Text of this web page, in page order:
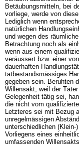
Betäubungsmitteln, bei
vorliege, werde von
Lediglich wenn
natürlichen
und wegen des
Betrachtung noch als
wenn aus einem
veräussert bzw. einer
dauerhaften
tatbestandsmässiges
gegeben sein. Beruhten
Willensakt, weil der
Gelegenheit tätig sei,
die nicht vom
Letzteres sei mit Bezug
unregelmässigen
unterschiedlichen (Klein-
Vorliegens eines
umfassenden